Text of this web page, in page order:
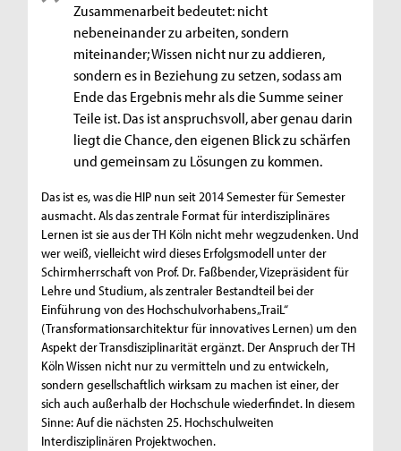
Zusammenarbeit bedeutet: nicht
nebeneinander zu arbeiten, sondern
miteinander; Wissen nicht nur zu addieren,
sondern es in Beziehung zu setzen, sodass am
Ende das Ergebnis mehr als die Summe seiner
Teile ist. Das ist anspruchsvoll, aber genau darin
liegt die Chance, den eigenen Blick zu schärfen
und gemeinsam zu Lösungen zu kommen.
Das ist es, was die HIP nun seit 2014 Semester für Semester
ausmacht. Als das zentrale Format für interdisziplinäres
Lernen ist sie aus der TH Köln nicht mehr wegzudenken. Und
wer weiß, vielleicht wird dieses Erfolgsmodell unter der
Schirmherrschaft von Prof. Dr. Faßbender, Vizepräsident für
Lehre und Studium, als zentraler Bestandteil bei der
Einführung von des Hochschulvorhabens „TraiL“
(Transformationsarchitektur für innovatives Lernen) um den
Aspekt der Transdisziplinarität ergänzt. Der Anspruch der TH
Köln Wissen nicht nur zu vermitteln und zu entwickeln,
sondern gesellschaftlich wirksam zu machen ist einer, der
sich auch außerhalb der Hochschule wiederfindet. In diesem
Sinne: Auf die nächsten 25. Hochschulweiten
Interdisziplinären Projektwochen.